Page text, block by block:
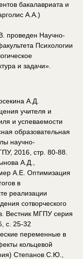
бакалавриата и
А.А.)
проведен Научно-
Психологии
и задачи».
А.Д.
учителя и
и успеваемости
образовательная
научно-
2016, стр. 80-88.
А.Д.,
А.Е. Оптимизация
в
реализации
сотворческого
Вестник МГПУ серия
с. 25-32
переменные в
кольцевой
Степанов С.Ю.,